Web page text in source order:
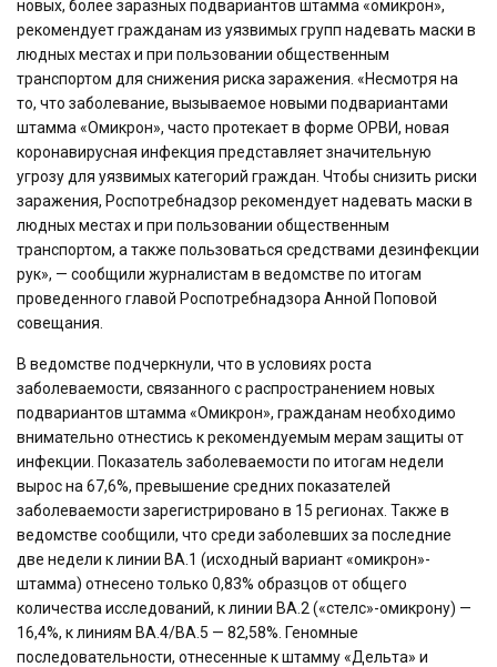
новых, более заразных подвариантов штамма «омикрон»,
рекомендует гражданам из уязвимых групп надевать маски в
людных местах и при пользовании общественным
транспортом для снижения риска заражения. «Несмотря на
то, что заболевание, вызываемое новыми подвариантами
штамма «Омикрон», часто протекает в форме ОРВИ, новая
коронавирусная инфекция представляет значительную
угрозу для уязвимых категорий граждан. Чтобы снизить риски
заражения, Роспотребнадзор рекомендует надевать маски в
людных местах и при пользовании общественным
транспортом, а также пользоваться средствами дезинфекции
рук», — сообщили журналистам в ведомстве по итогам
проведенного главой Роспотребнадзора Анной Поповой
совещания.
В ведомстве подчеркнули, что в условиях роста
заболеваемости, связанного с распространением новых
подвариантов штамма «Омикрон», гражданам необходимо
внимательно отнестись к рекомендуемым мерам защиты от
инфекции. Показатель заболеваемости по итогам недели
вырос на 67,6%, превышение средних показателей
заболеваемости зарегистрировано в 15 регионах. Также в
ведомстве сообщили, что среди заболевших за последние
две недели к линии BA.1 (исходный вариант «омикрон»-
штамма) отнесено только 0,83% образцов от общего
количества исследований, к линии BA.2 («стелс»-омикрону) —
16,4%, к линиям BA.4/BA.5 — 82,58%. Геномные
последовательности, отнесенные к штамму «Дельта» и